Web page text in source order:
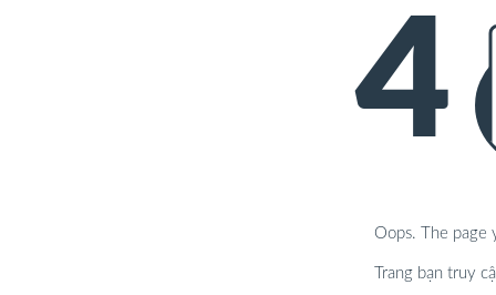
4
Oops. The page
Trang bạn truy